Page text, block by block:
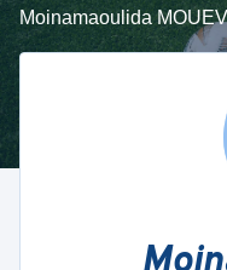
Moinamaoulida